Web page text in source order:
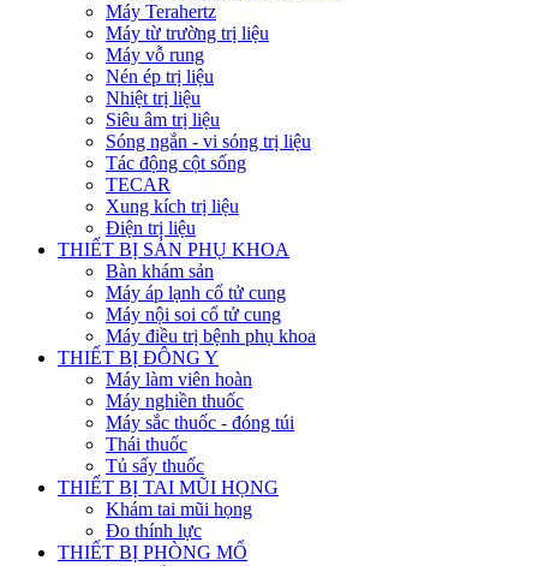
Máy Terahertz
Máy từ trường trị liệu
Máy vỗ rung
Nén ép trị liệu
Nhiệt trị liệu
Siêu âm trị liệu
Sóng ngắn - vi sóng trị liệu
Tác động cột sống
TECAR
Xung kích trị liệu
Điện trị liệu
THIẾT BỊ SẢN PHỤ KHOA
Bàn khám sản
Máy áp lạnh cổ tử cung
Máy nội soi cổ tử cung
Máy điều trị bệnh phụ khoa
THIẾT BỊ ĐÔNG Y
Máy làm viên hoàn
Máy nghiền thuốc
Máy sắc thuốc - đóng túi
Thái thuốc
Tủ sấy thuốc
THIẾT BỊ TAI MŨI HỌNG
Khám tai mũi họng
Đo thính lực
THIẾT BỊ PHÒNG MỔ